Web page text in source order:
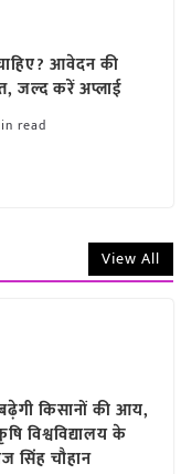
आवेदन की
जल्द करें अप्लाई
read
View All
किसानों की आय,
विश्वविद्यालय के
सिंह चौहान